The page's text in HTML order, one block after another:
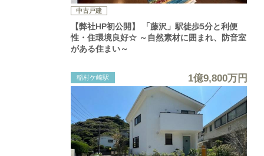
中古戸建
【弊社HP初公開】 「藤沢」駅徒歩5分と利便
性・住環境良好☆ ～自然素材に囲まれ、防音室
がある住まい～
稲村ケ崎駅 1億9,800万円